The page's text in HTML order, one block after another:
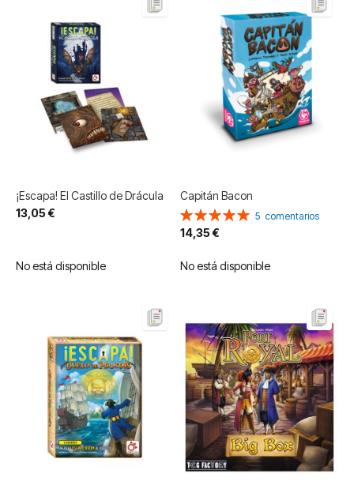
¡Escapa! El Castillo de Drácula
13,05 €
No está disponible
Capitán Bacon
Valoración:
100%
5 comentarios
14,35 €
No está disponible